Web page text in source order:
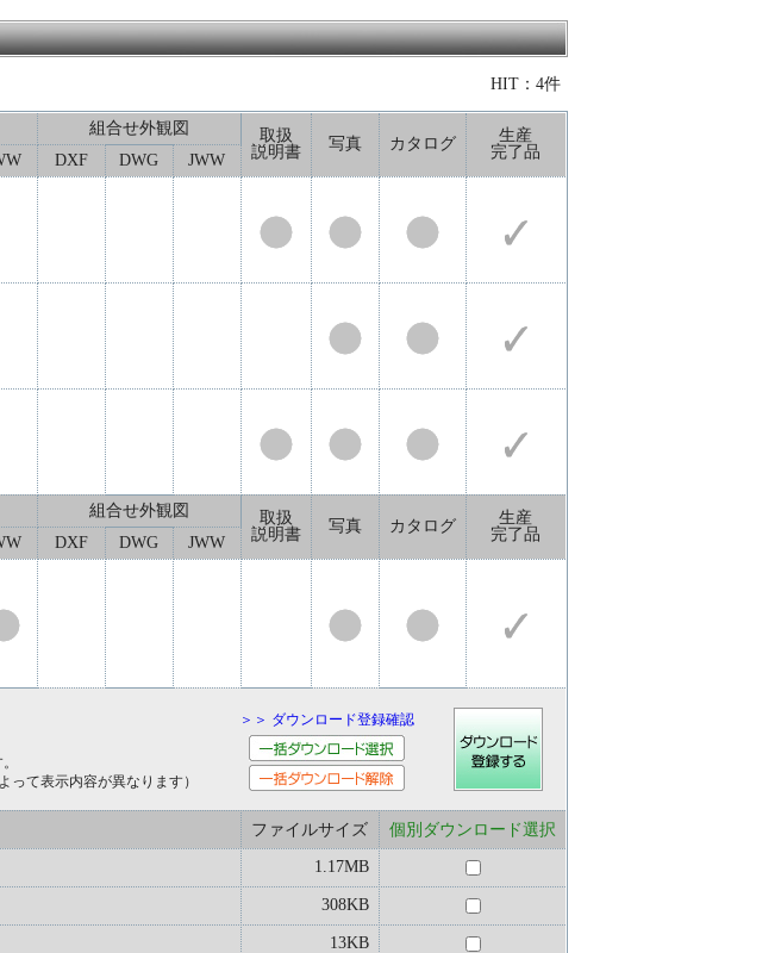
HIT：4件
組合せ外観図
取扱
説明書
写真 カタログ
生産
完了品
DXF DWG
JWW
組合せ外観図
取扱
説明書
写真 カタログ
生産
完了品
DXF DWG
JWW
て表示内容が異なります）
＞＞ ダウンロード登録確認
ファイルサイズ 個別ダウンロード選択
1.17MB
308KB
13KB